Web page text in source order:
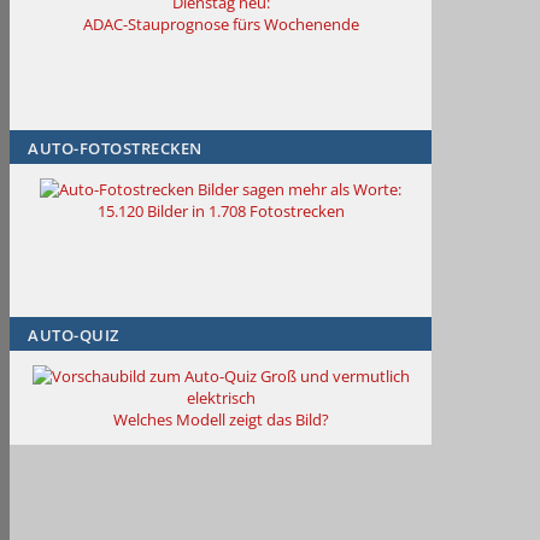
ADAC-Stauprognose fürs Wochenende
AUTO-FOTOSTRECKEN
Bilder sagen mehr als Worte:
15.120 Bilder in 1.708 Fotostrecken
AUTO-QUIZ
Groß und vermutlich
elektrisch
Welches Modell zeigt das Bild?